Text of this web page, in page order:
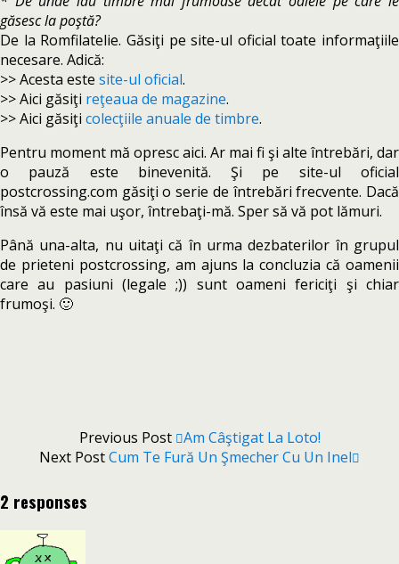
găsesc la poştă?
De la Romfilatelie. Găsiţi pe site-ul oficial toate informaţiile
necesare. Adică:
>> Acesta este site-ul oficial.
>> Aici găsiţi reţeaua de magazine.
>> Aici găsiţi colecţiile anuale de timbre.
Pentru moment mă opresc aici. Ar mai fi şi alte întrebări, dar
o pauză este binevenită. Şi pe site-ul oficial
postcrossing.com găsiţi o serie de întrebări frecvente. Dacă
însă vă este mai uşor, întrebaţi-mă. Sper să vă pot lămuri.
Până una-alta, nu uitaţi că în urma dezbaterilor în grupul
de prieteni postcrossing, am ajuns la concluzia că oamenii
care au pasiuni (legale ;)) sunt oameni fericiţi şi chiar
frumoşi. 🙂
Previous Post Am Câştigat La Loto!
Next PostCum Te Fură Un Şmecher Cu Un Inel
2 responses